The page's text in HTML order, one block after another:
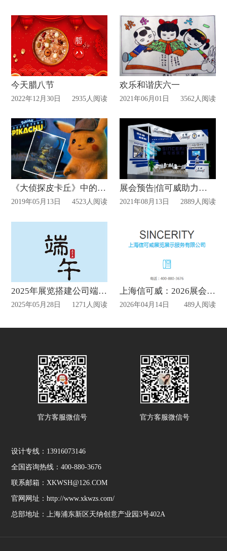
今天腊八节
2022年12月30日 2935人阅读
欢乐和谐庆六一
2021年06月01日 3562人阅读
《大侦探皮卡丘》中的高科技多媒体技术——全息影像【略剧透】
2019年05月13日 4523人阅读
展会预告|信可威助力星辉参加第十六届中国（北京）国际工程机械展览会
2021年08月13日 2889人阅读
2025年展览搭建公司端午放假通知
2025年05月28日 1271人阅读
上海信可威：2026展会全流程一站式服务，让参展落地更高效
2026年04月14日 489人阅读
官方客服微信号 官方客服微信号
设计专线：13916073146
全国咨询热线：400-880-3676
联系邮箱：XKWSH@126.COM
官网网址：http://www.xkwzs.com/
总部地址：上海浦东新区天纳创意产业园3号402A